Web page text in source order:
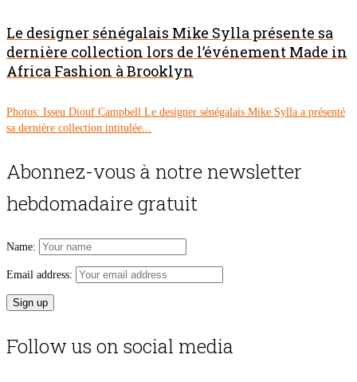
Le designer sénégalais Mike Sylla présente sa
dernière collection lors de l’événement Made in
Africa Fashion à Brooklyn
Photos: Isseu Diouf Campbell Le designer sénégalais Mike Sylla a présenté
sa dernière collection intitulée...
Abonnez-vous à notre newsletter
hebdomadaire gratuit
Name:
Email address:
Follow us on social media